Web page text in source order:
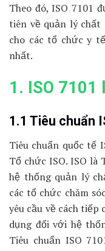
Theo đó, ISO 7101
tiên về quản lý
cho các tổ chức y
nhất.
1. ISO 7101
1.1 Tiêu chuẩn
Tiêu chuẩn quốc tế
Tổ chức ISO. ISO là
hệ thống quản lý
các tổ chức chăm
yêu cầu về cách tiếp
dụng đối với hệ
Tiêu chuẩn ISO